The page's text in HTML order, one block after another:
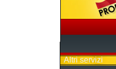
Altri servizi